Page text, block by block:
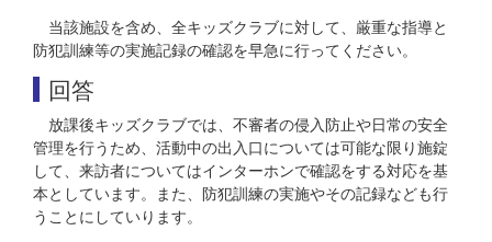
当該施設を含め、全キッズクラブに対して、厳重な指導と
防犯訓練等の実施記録の確認を早急に行ってください。
回答
放課後キッズクラブでは、不審者の侵入防止や日常の安全
管理を行うため、活動中の出入口については可能な限り施錠
して、来訪者についてはインターホンで確認をする対応を基
本としています。また、防犯訓練の実施やその記録なども行
うことにしていります。